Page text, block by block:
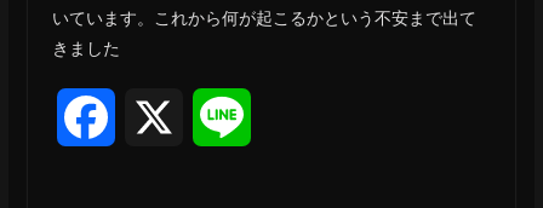
いています。これから何が起こるかという不安まで出て
きました